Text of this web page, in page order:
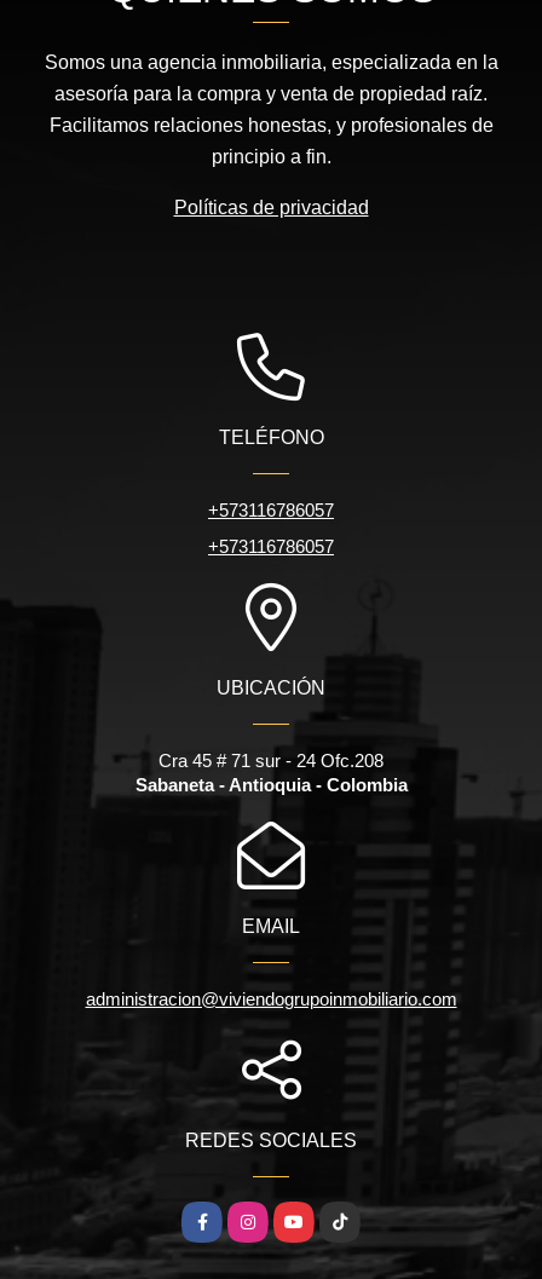
Somos una agencia inmobiliaria, especializada en la
asesoría para la compra y venta de propiedad raíz.
Facilitamos relaciones honestas, y profesionales de
principio a fin.
Políticas de privacidad
TELÉFONO
+573116786057
+573116786057
UBICACIÓN
Cra 45 # 71 sur - 24 Ofc.208
Sabaneta - Antioquia - Colombia
EMAIL
administracion@viviendogrupoinmobiliario.com
REDES SOCIALES
FacebookInstagramYouTubeTikTok